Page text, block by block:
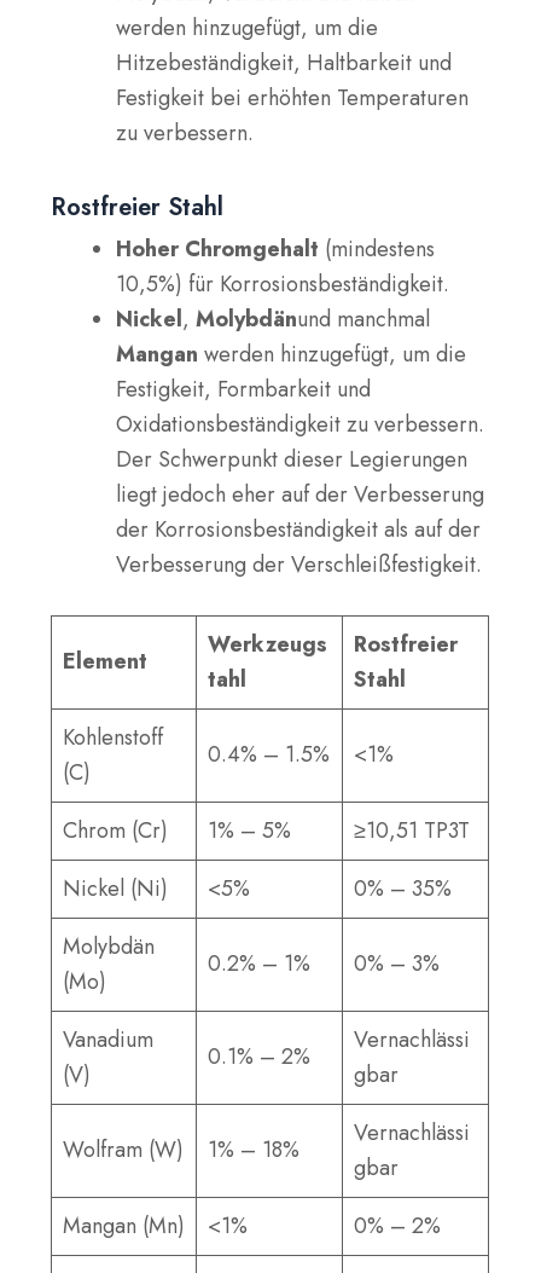
werden hinzugefügt, um die
Hitzebeständigkeit, Haltbarkeit und
Festigkeit bei erhöhten Temperaturen
zu verbessern.
Rostfreier Stahl
Hoher Chromgehalt (mindestens
10,5%) für Korrosionsbeständigkeit.
Nickel,Molybdänund manchmal
Mangan werden hinzugefügt, um die
Festigkeit, Formbarkeit und
Oxidationsbeständigkeit zu verbessern.
Der Schwerpunkt dieser Legierungen
liegt jedoch eher auf der Verbesserung
der Korrosionsbeständigkeit als auf der
Verbesserung der Verschleißfestigkeit.
Element
Werkzeugs
tahl
Rostfreier
Stahl
Kohlenstoff
(C)
0.4% – 1.5% <1%
Chrom (Cr) 1% – 5%
≥10,51 TP3T
Nickel (Ni)
<5%
0% – 35%
Molybdän
(Mo)
0.2% – 1% 0% – 3%
Vanadium
(V)
0.1% – 2%
Vernachlässi
gbar
Wolfram (W) 1% – 18%
Vernachlässi
gbar
Mangan (Mn)
<1%
0% – 2%